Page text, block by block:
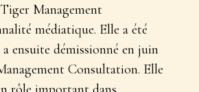
Management
médiatique. Elle a été
ensuite démissionné en juin
Consultation. Elle